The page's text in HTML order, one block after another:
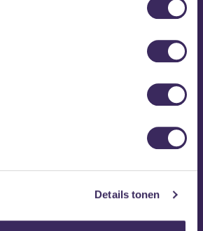
Details tonen